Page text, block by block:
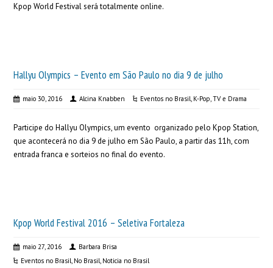
Kpop World Festival será totalmente online.
Hallyu Olympics – Evento em São Paulo no dia 9 de julho
maio 30, 2016 Alcina Knabben Eventos no Brasil, K-Pop,TV e Drama
Participe do Hallyu Olympics, um evento organizado pelo Kpop Station,
que acontecerá no dia 9 de julho em São Paulo, a partir das 11h, com
entrada franca e sorteios no final do evento.
Kpop World Festival 2016 – Seletiva Fortaleza
maio 27, 2016
Barbara Brisa
Eventos no Brasil, No Brasil, Noticia no Brasil